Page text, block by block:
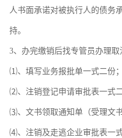
人书面承诺对被执行人的债务
持。
3、办完缴销后找专管员办理取
⑴、填写业务报批单一式二份；
⑵、注销登记申请审批表一式二
⑶、文书领取通知单（受理文
⑷、注销及走逃企业审批表一式